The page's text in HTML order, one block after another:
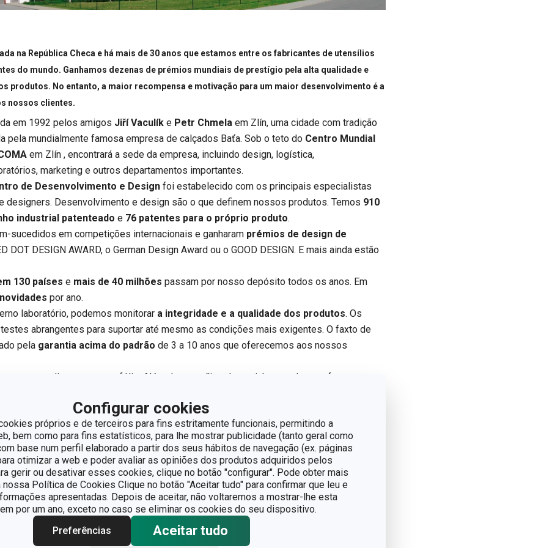
Configurar cookies
próprios e de terceiros para fins estritamente funcionais, permitindo a
bem como para fins estatísticos, para lhe mostrar publicidade (tanto geral como
base num perfil elaborado a partir dos seus hábitos de navegação (ex. páginas
otimizar a web e poder avaliar as opiniões dos produtos adquiridos pelos
gerir ou desativar esses cookies, clique no botão "configurar". Pode obter mais
Política de Cookies Clique no botão "Aceitar tudo" para confirmar que leu e
apresentadas. Depois de aceitar, não voltaremos a mostrar-lhe esta
por um ano, exceto no caso se eliminar os cookies do seu dispositivo.
Preferências
Aceitar tudo
na República Checa e há mais de 30 anos que estamos entre os fabricantes de utensílios
do mundo. Ganhamos dezenas de prémios mundiais de prestígio pela alta qualidade e
produtos. No entanto, a maior recompensa e motivação para um maior desenvolvimento é a
nossos clientes.
em 1992 pelos amigos Jiří Vaculík e Petr Chmela em Zlín, uma cidade com tradição
pela mundialmente famosa empresa de calçados Baťa. Sob o teto do Centro Mundial
em Zlín , encontrará a sede da empresa, incluindo design, logística,
marketing e outros departamentos importantes.
de Desenvolvimento e Design foi estabelecido com os principais especialistas
designers. Desenvolvimento e design são o que definem nossos produtos. Temos 910
industrial patenteado e 76 patentes para o próprio produto.
sucedidos em competições internacionais e ganharam prémios de design de
DOT DESIGN AWARD, o German Design Award ou o GOOD DESIGN. E mais ainda estão
130 países e mais de 40 milhões passam por nosso depósito todos os anos. Em
por ano.
laboratório, podemos monitorar a integridade e a qualidade dos produtos. Os
abrangentes para suportar até mesmo as condições mais exigentes. O faxto de
pela garantia acima do padrão de 3 a 10 anos que oferecemos aos nossos
a expandir o nosso portfólio. Além de utensílios de cozinha e gadgets, oferecemos
dedicadas ao desenvolvimento de produtos inovadores para a cozinha, a Tescoma
entre funcionalidade, design e qualidade. Criamos utensílios de cozinha pensados
a experiência culinária e inspirar novas formas de cozinhar. Cada produto é
ao detalhe, utilizando materiais seguros, resistentes e adequados às necessidades
reconhecida em Portugal como uma marca com mais soluções inteligentes para
de cozinha essenciais a acessórios de pastelaria, organização e preparação, passando